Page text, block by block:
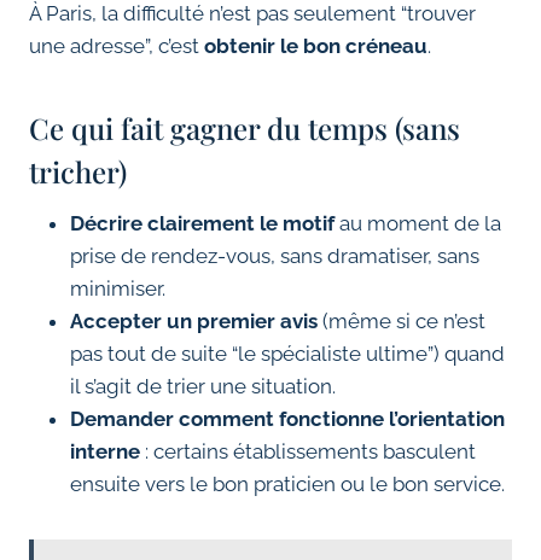
À Paris, la difficulté n’est pas seulement “trouver
une adresse”, c’est obtenir le bon créneau.
Ce qui fait gagner du temps (sans
tricher)
Décrire clairement le motifau moment de la
prise de rendez-vous, sans dramatiser, sans
minimiser.
Accepter un premier avis (même si ce n’est
pas tout de suite “le spécialiste ultime”) quand
il s’agit de trier une situation.
Demander comment fonctionne l’orientation
interne : certains établissements basculent
ensuite vers le bon praticien ou le bon service.